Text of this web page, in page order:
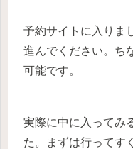
予約サイトに入りま
進んでください。ち
可能です。
実際に中に入ってみ
た。まずは行ってす